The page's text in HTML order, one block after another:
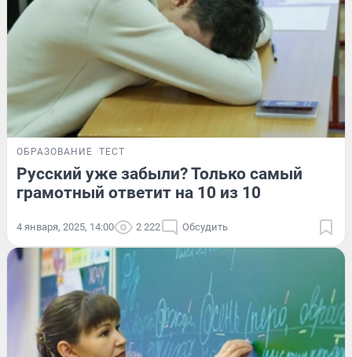
ОБРАЗОВАНИЕ ТЕСТ
Русский уже забыли? Только самый
грамотный ответит на 10 из 10
4 января, 2025, 14:00 2 222 Обсудить